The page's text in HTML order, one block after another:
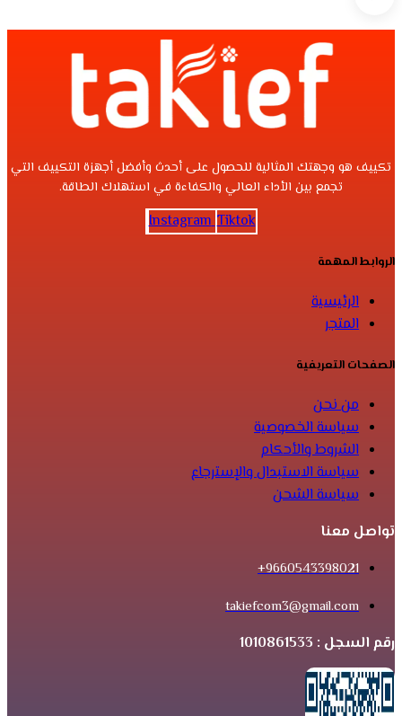
تكييف هو وجهتك المثالية للحصول على أحدث وأفضل أجهزة التكييف التي
تجمع بين الأداء العالي والكفاءة في استهلاك الطاقة.
Instagram Tiktok
الروابط المهمة
الرئيسية
المتجر
الصفحات التعريفية
من نحن
سياسة الخصوصية
الشروط والأحكام
سياسة الاستبدال والإسترجاع
سياسة الشحن
تواصل معنا
9660543398021+
takiefcom3@gmail.com
رقم السجل : 1010861533